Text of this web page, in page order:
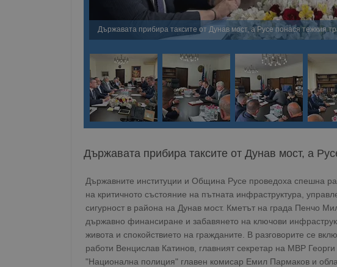
Държавата прибира таксите от Дунав мост, а Русе понася тежкия
Държавата прибира таксите от Дунав мост, а
Държавните институции и Община Русе проведоха спешна
на критичното състояние на пътната инфраструктура,
сигурност в района на Дунав мост. Кметът на града Пенчо
държавно финансиране и забавянето на ключови
живота и спокойствието на гражданите. В разговорите се
работи Венцислав Катинов, главният секретар на МВР
"Национална полиция" главен комисар Емил Пармаков и